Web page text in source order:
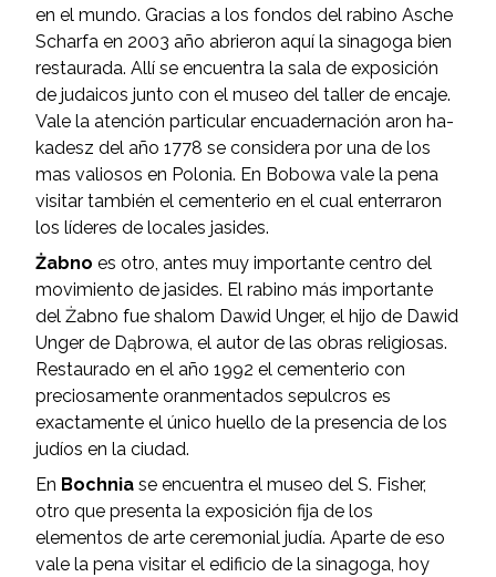
en el mundo. Gracias a los fondos del rabino Asche
Scharfa en 2003 año abrieron aquí la sinagoga bien
restaurada. Allí se encuentra la sala de exposición
de judaicos junto con el museo del taller de encaje.
Vale la atención particular encuadernación aron ha-
kadesz del año 1778 se considera por una de los
mas valiosos en Polonia. En Bobowa vale la pena
visitar también el cementerio en el cual enterraron
los líderes de locales jasides.
Żabno es otro, antes muy importante centro del
movimiento de jasides. El rabino más importante
del Żabno fue shalom Dawid Unger, el hijo de Dawid
Unger de Dąbrowa, el autor de las obras religiosas.
Restaurado en el año 1992 el cementerio con
preciosamente oranmentados sepulcros es
exactamente el único huello de la presencia de los
judíos en la ciudad.
En Bochnia se encuentra el museo del S. Fisher,
otro que presenta la exposición fija de los
elementos de arte ceremonial judía. Aparte de eso
vale la pena visitar el edificio de la sinagoga, hoy